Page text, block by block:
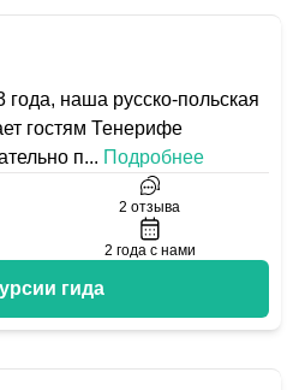
наша русско-польская
гостям Тенерифе
п... Подробнее
2 отзыва
2 года с нами
гида